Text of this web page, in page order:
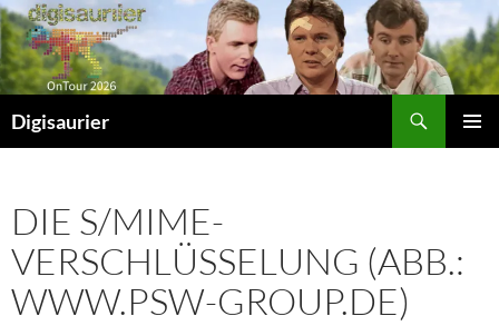
Zum
Inhalt
springen
Digisaurier
DIE S/MIME-
VERSCHLÜSSELUNG (ABB.:
WWW.PSW-GROUP.DE)